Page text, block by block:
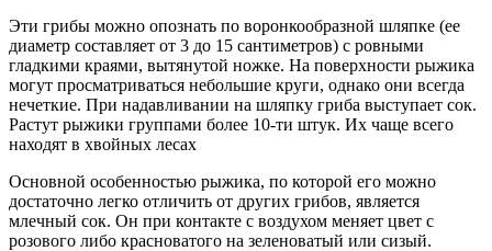
Эти грибы можно опознать по воронкообразной шляпке (ее
диаметр составляет от 3 до 15 сантиметров) с ровными
гладкими краями, вытянутой ножке. На поверхности рыжика
могут просматриваться небольшие круги, однако они всегда
нечеткие. При надавливании на шляпку гриба выступает сок.
Растут рыжики группами более 10-ти штук. Их чаще всего
находят в хвойных лесах
Основной особенностью рыжика, по которой его можно
достаточно легко отличить от других грибов, является
млечный сок. Он при контакте с воздухом меняет цвет с
розового либо красноватого на зеленоватый или сизый.